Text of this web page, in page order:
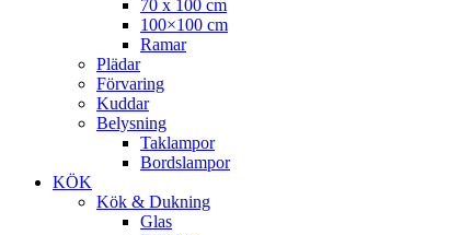
70 x 100 cm
100×100 cm
Ramar
Plädar
Förvaring
Kuddar
Belysning
Taklampor
Bordslampor
KÖK
Kök & Dukning
Glas